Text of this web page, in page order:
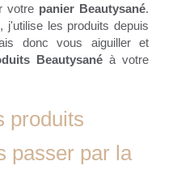
votre panier Beautysané.
j'utilise les produits depuis
donc vous aiguiller et
Beautysanéà votre
produits
passer par la